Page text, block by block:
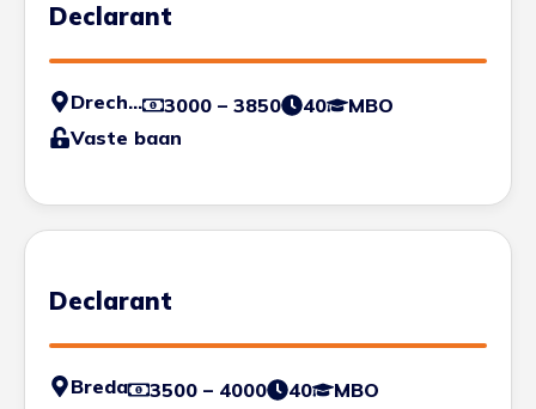
Declarant
Drechtsteden 3000 – 3850 40
MBO
Vaste baan
Declarant
Breda 3500 – 4000 40
MBO